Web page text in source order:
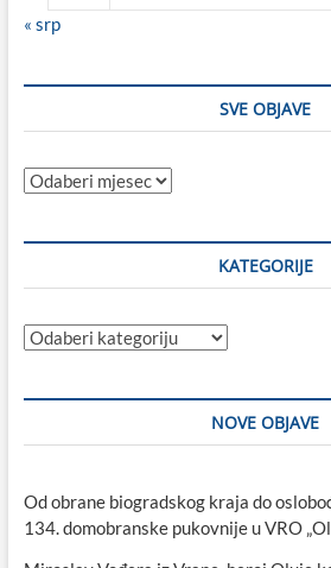
« srp
SVE OBJAVE
Sve
KATEGORIJE
Kategorije
NOVE OBJAVE
Od obrane biogradskog kraja do
134. domobranske pukovnije u VRO